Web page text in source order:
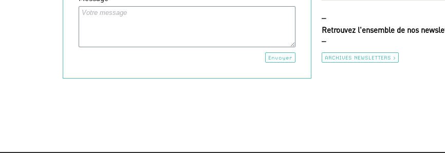
Envoyer
Retrouvez l'ensemble de nos
ARCHIVES NEWSLETTERS >